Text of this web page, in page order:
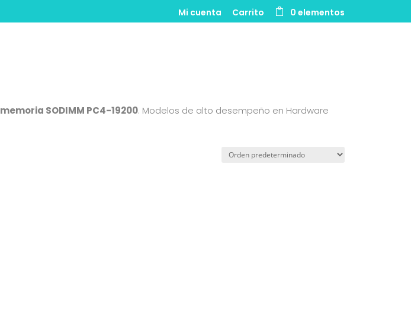
Mi cuenta Carrito 0 elementos
memoria SODIMM PC4-19200. Modelos de alto desempeño en Hardware